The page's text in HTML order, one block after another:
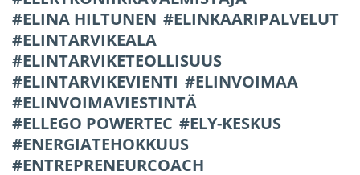
ELINA HILTUNEN
ELINKAARIPALVELUT
ELINTARVIKEALA
ELINTARVIKETEOLLISUUS
ELINTARVIKEVIENTI
ELINVOIMAA
ELINVOIMAVIESTINTÄ
ELLEGO POWERTEC
ELY-KESKUS
ENERGIATEHOKKUUS
ENTREPRENEURCOACH